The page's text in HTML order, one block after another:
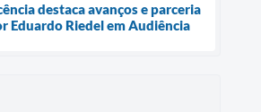
destaca avanços e parceria
Eduardo Riedel em Audiência